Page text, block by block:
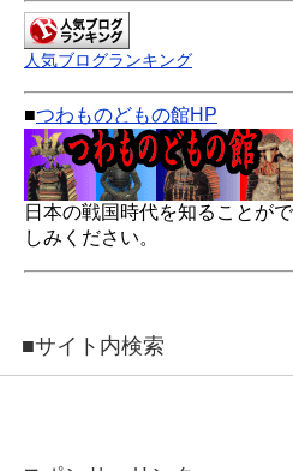
人気ブログランキング
■つわものどもの館HP
日本の戦国時代を知ることが
しみください。
■サイト内検索